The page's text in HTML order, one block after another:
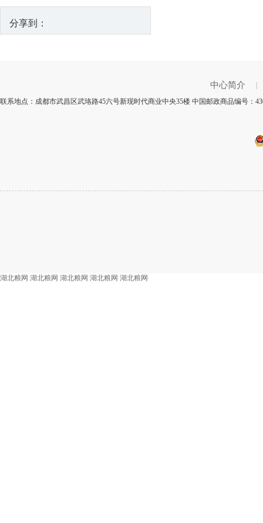
分享到：
中心简介
联系地点：成都市武昌区武珞路45六号新现时代商业中央35楼 中国邮政商品编号：
湖北粮网 湖北粮网 湖北粮网 湖北粮网 湖北粮网